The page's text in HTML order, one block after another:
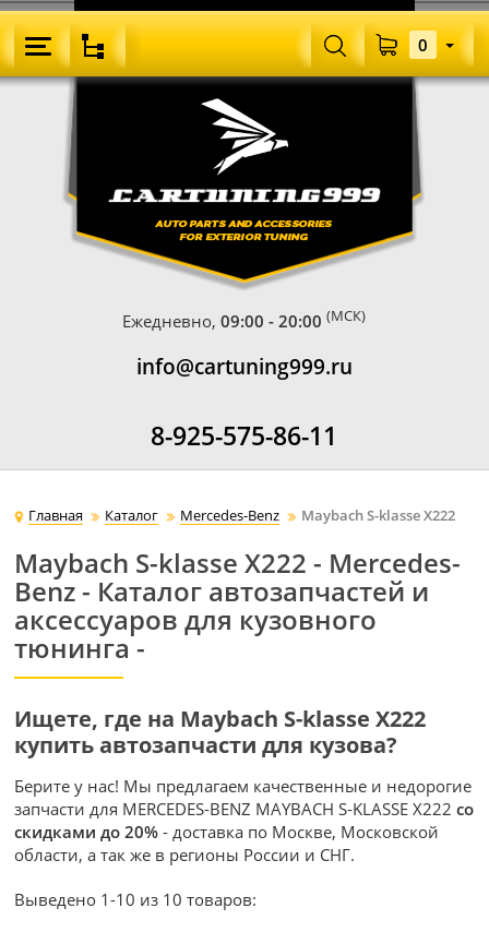
Ежедневно,09:00 - 20:00 (МСК)
info@cartuning999.ru
8-925-575-86-11
0
Главная Каталог Mercedes-Benz Maybach S-klasse X222
Maybach S-klasse X222 - Mercedes-
Benz - Каталог автозапчастей и
аксессуаров для кузовного
тюнинга -
Ищете, где на Maybach S-klasse X222
купить автозапчасти для кузова?
Берите у нас! Мы предлагаем качественные и недорогие
запчасти для MERCEDES-BENZ MAYBACH S-KLASSE X222со
скидками до 20% - доставка по Москве, Московской
области, а так же в регионы России и СНГ.
Выведено 1-10 из 10 товаров: